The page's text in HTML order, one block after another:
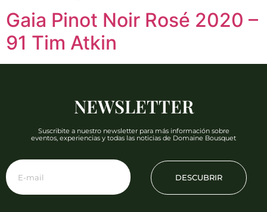
Gaia Pinot Noir Rosé 2020 –
91 Tim Atkin
NEWSLETTER
Suscribite a nuestro newsletter para más información sobre
eventos, experiencias y todas las noticias de Domaine Bousquet
DESCUBRIR